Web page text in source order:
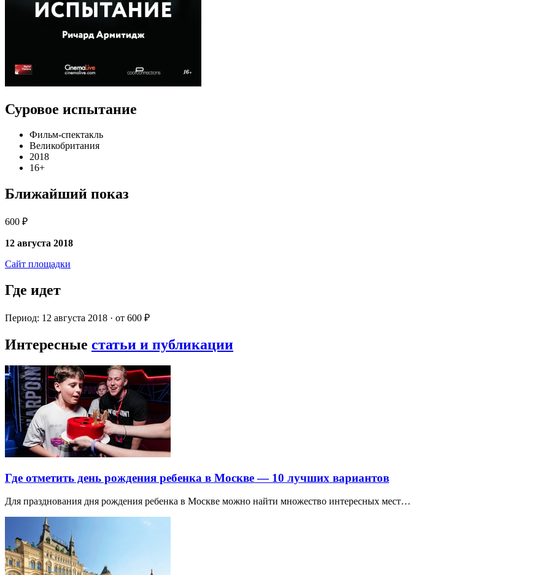
Суровое испытание
Фильм-спектакль
Великобритания
2018
16+
Ближайший показ
600 ₽
12 августа 2018
Сайт площадки
Где идет
Период: 12 августа 2018 · от 600 ₽
Интересные статьи и публикации
Где отметить день рождения ребенка в Москве — 10 лучших вариантов
Для празднования дня рождения ребенка в Москве можно найти множество интересных мест…